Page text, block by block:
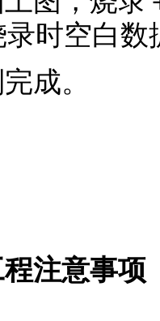
时空白数
成。
注意事项